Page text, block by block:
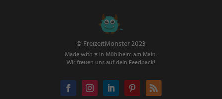
© FreizeitMonster 2023
Made with ♥ in Mühlheim am Main.
Wir freuen uns auf dein Feedback!